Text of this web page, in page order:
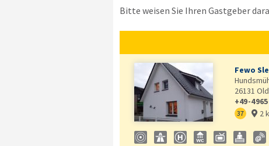
Bitte weisen Sie Ihren Gastgeber
Fewo
26131
+49-
37  2